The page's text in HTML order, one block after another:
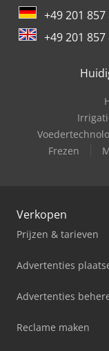
Oil & Steel
+49 201 857
+49 201 857
Frezen
Verkopen
Prijzen & tarieven
Advertenties
Advertenties
Reclame maken